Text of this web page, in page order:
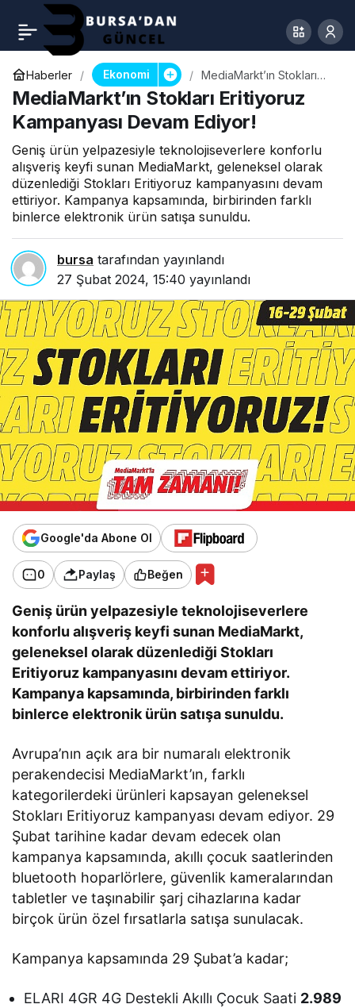
Haberler Ekonomi
MediaMarkt’ın Stokları
Eritiyoruz Kampanyası
Devam Ediyor!
MediaMarkt’ın Stokları Eritiyoruz
Kampanyası Devam Ediyor!
Geniş ürün yelpazesiyle teknolojiseverlere konforlu
alışveriş keyfi sunan MediaMarkt, geleneksel olarak
düzenlediği Stokları Eritiyoruz kampanyasını devam
ettiriyor. Kampanya kapsamında, birbirinden farklı
binlerce elektronik ürün satışa sunuldu.
bursa tarafından yayınlandı
27 Şubat 2024, 15:40 yayınlandı
Google'da Abone Ol
0 Paylaş Beğen
Geniş ürün yelpazesiyle teknolojiseverlere
konforlu alışveriş keyfi sunan MediaMarkt,
geleneksel olarak düzenlediği Stokları
Eritiyoruz kampanyasını devam ettiriyor.
Kampanya kapsamında, birbirinden farklı
binlerce elektronik ürün satışa sunuldu.
Avrupa’nın açık ara bir numaralı elektronik
perakendecisi MediaMarkt’ın, farklı
kategorilerdeki ürünleri kapsayan geleneksel
Stokları Eritiyoruz kampanyası devam ediyor. 29
Şubat tarihine kadar devam edecek olan
kampanya kapsamında, akıllı çocuk saatlerinden
bluetooth hoparlörlere, güvenlik kameralarından
tabletler ve taşınabilir şarj cihazlarına kadar
birçok ürün özel fırsatlarla satışa sunulacak.
Kampanya kapsamında 29 Şubat’a kadar;
ELARI 4GR 4G Destekli Akıllı Çocuk Saati 2.989